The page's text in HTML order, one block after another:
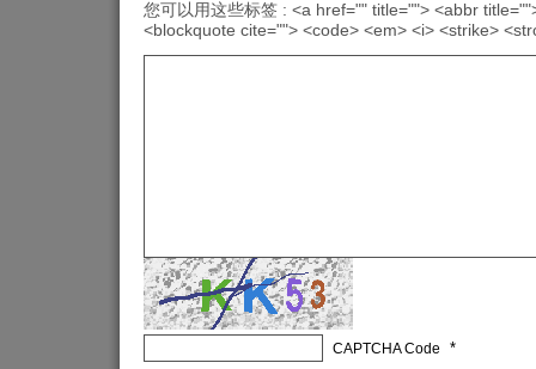
您可以用这些标签 : <a href="" title=""> <abbr
<blockquote cite=""> <code> <em> <i> <strike>
CAPTCHA Code *